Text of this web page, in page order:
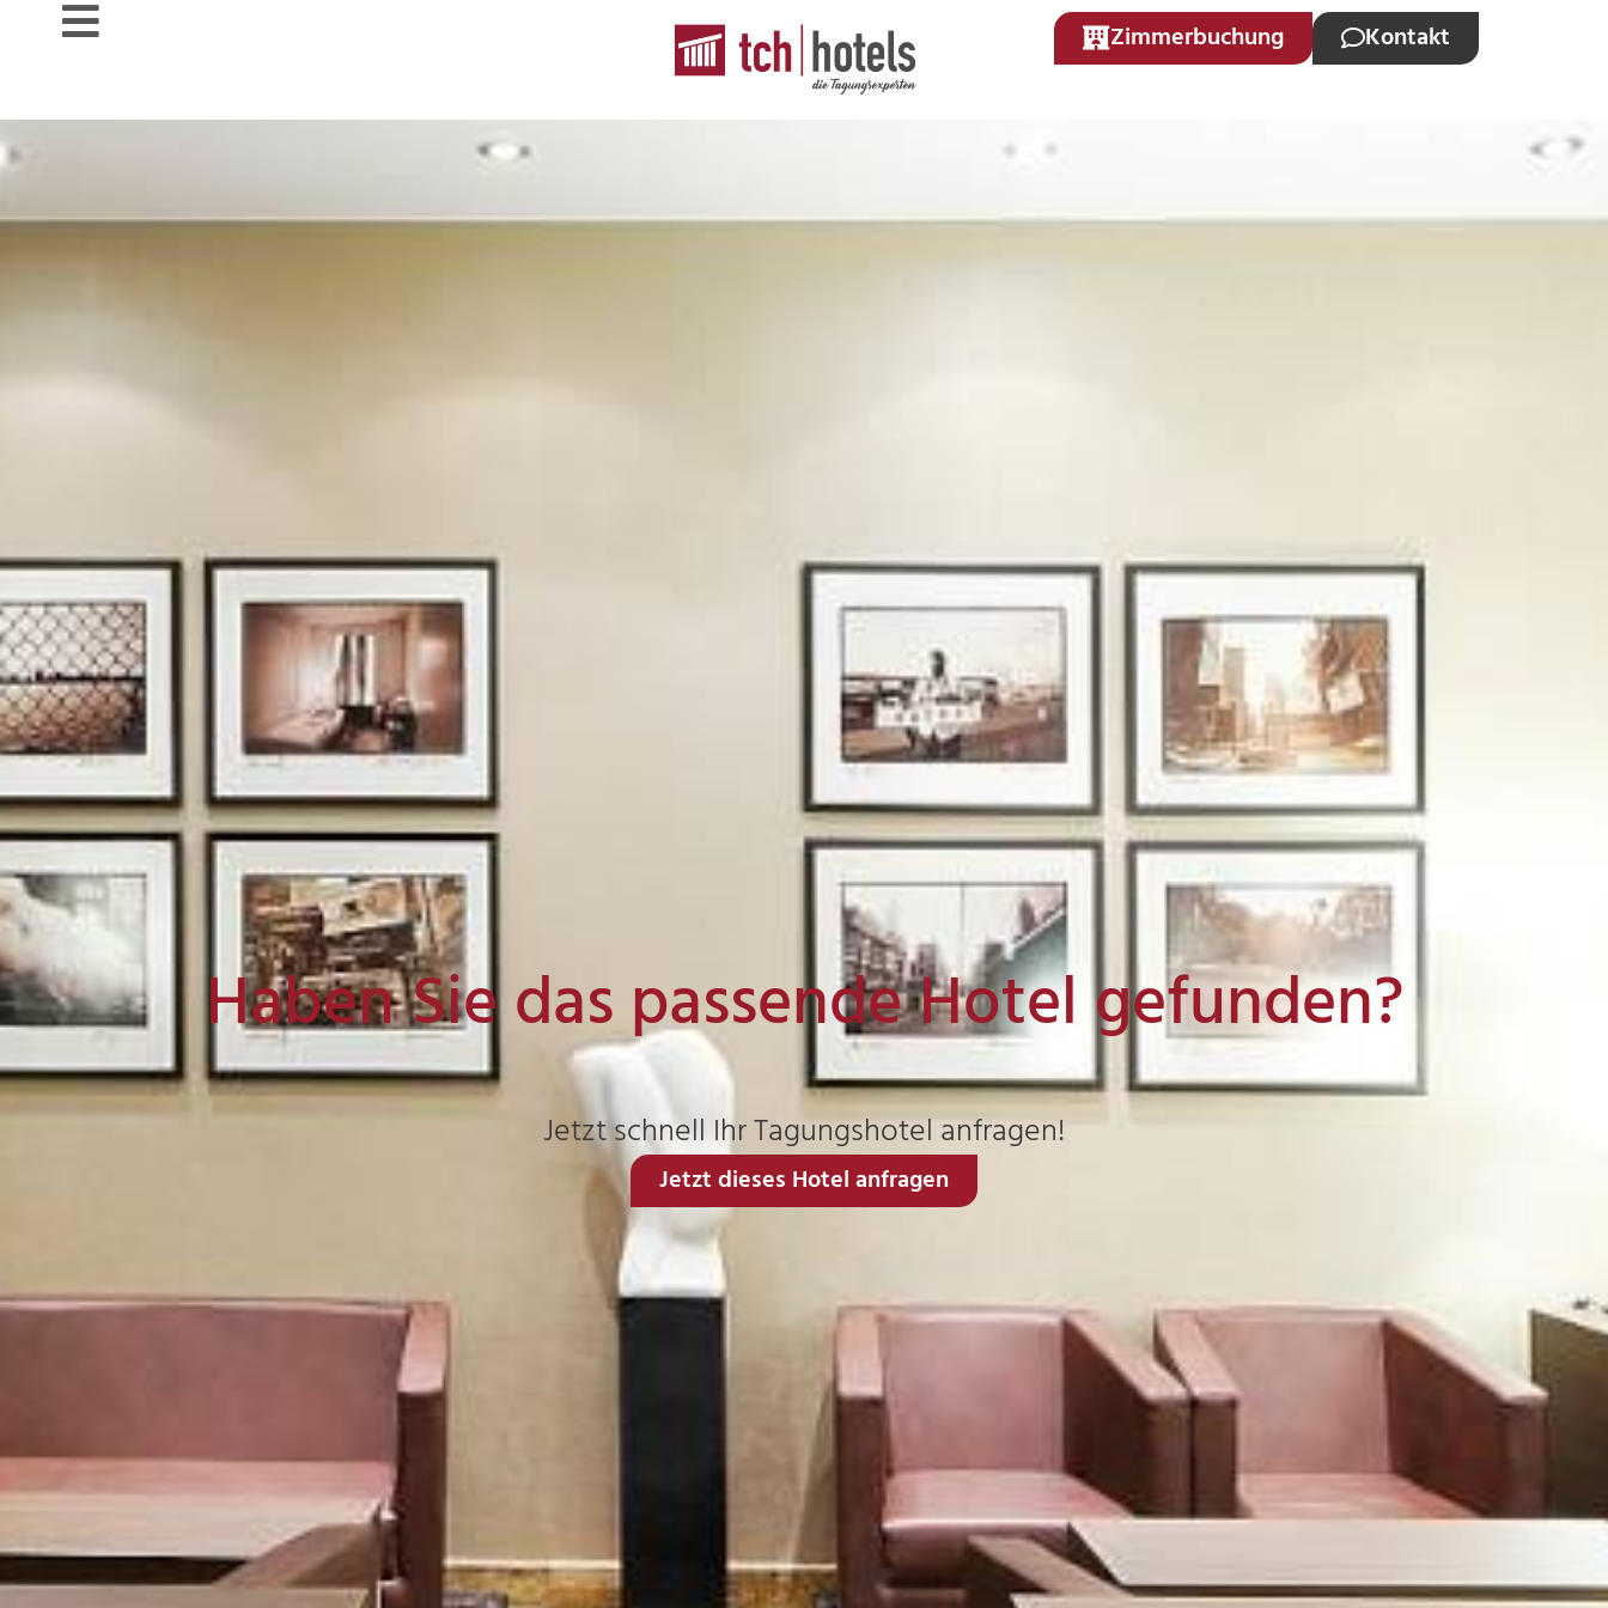
Zimmerbuchung Kontakt
Haben Sie das passende Hotel gefunden?
Jetzt schnell Ihr Tagungshotel anfragen!
Jetzt dieses Hotel anfragen